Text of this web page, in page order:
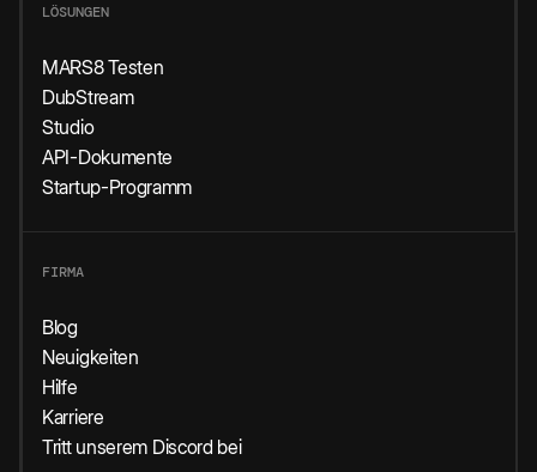
LÖSUNGEN
MARS8 Testen
DubStream
Studio
API-Dokumente
Startup-Programm
FIRMA
Blog
Neuigkeiten
Hilfe
Karriere
Tritt unserem Discord bei